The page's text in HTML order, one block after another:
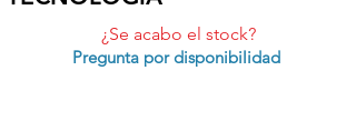
¿Se acabo el stock?
Pregunta por disponibilidad